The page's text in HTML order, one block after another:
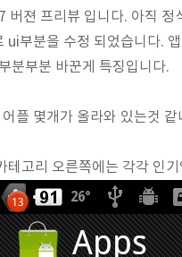
젼 프리뷰 입니다. 아직 정
ui부분을 수정 되었습니다.
분부분 바꾼게 특징입니다.
플 몇개가 올라와 있는것
테고리 오른쪽에는 각각 인